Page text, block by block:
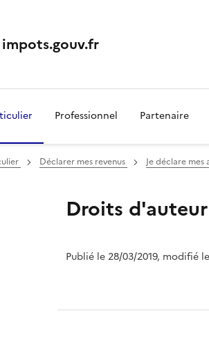
impots.gouv.fr
Professionnel Partenaire
Déclarer mes revenus Je déclare mes
Droits d'auteur
Publié le 28/03/2019, modifié